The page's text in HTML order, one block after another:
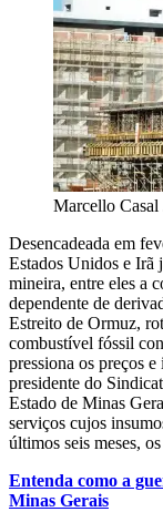
Marcello
Desencadeada em
Estados Unidos e Irã
mineira, entre eles a
dependente de
Estreito de Ormuz,
combustível fóssil
pressiona os preços
presidente do
Estado de Minas
serviços cujos
últimos seis meses,
Entenda como a
Minas Gerais